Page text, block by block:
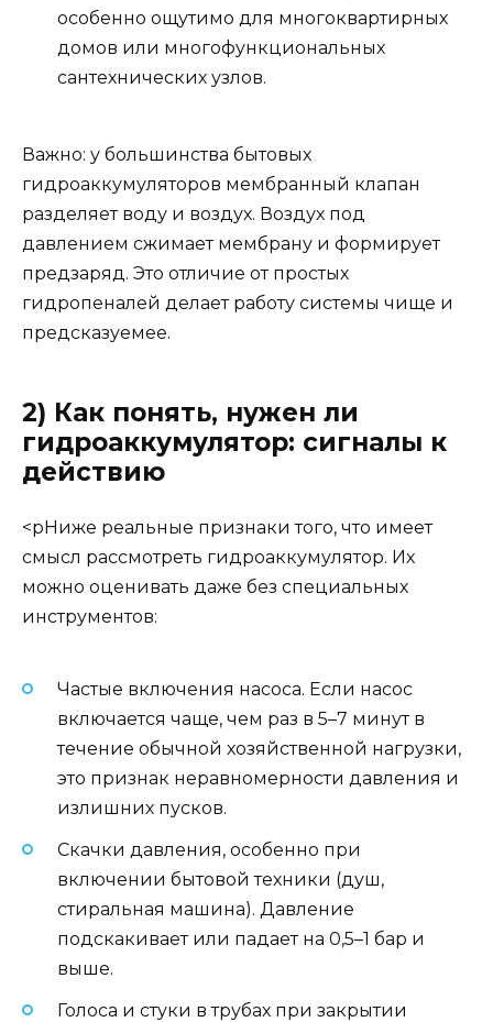
особенно ощутимо для многоквартирных
домов или многофункциональных
сантехнических узлов.
Важно: у большинства бытовых
гидроаккумуляторов мембранный клапан
разделяет воду и воздух. Воздух под
давлением сжимает мембрану и формирует
предзаряд. Это отличие от простых
гидропеналей делает работу системы чище и
предсказуемее.
2) Как понять, нужен ли
гидроаккумулятор: сигналы к
действию
<pНиже реальные признаки того, что имеет
смысл рассмотреть гидроаккумулятор. Их
можно оценивать даже без специальных
инструментов:
Частые включения насоса. Если насос
включается чаще, чем раз в 5–7 минут в
течение обычной хозяйственной нагрузки,
это признак неравномерности давления и
излишних пусков.
Скачки давления, особенно при
включении бытовой техники (душ,
стиральная машина). Давление
подскакивает или падает на 0,5–1 бар и
выше.
Голоса и стуки в трубах при закрытии